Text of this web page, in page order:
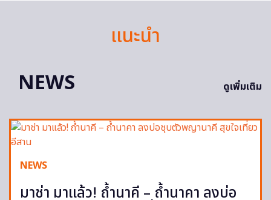
แนะนำ
NEWS
ดูเพิ่มเติม
NEWS
มาช่า มาแล้ว! ถ้ำนาคี – ถ้ำนาคา ลงบ่อ